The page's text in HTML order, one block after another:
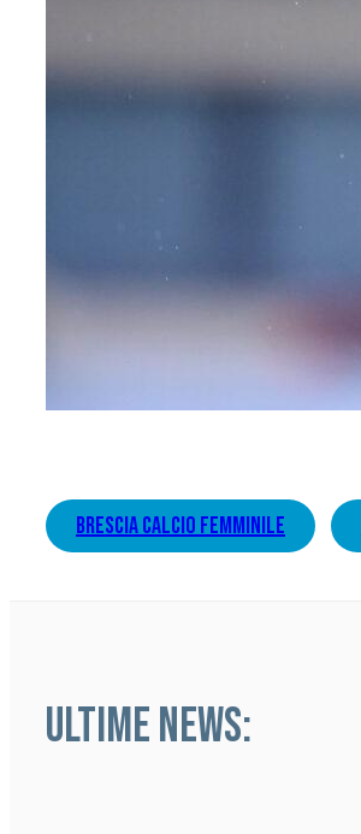
brescia calcio femminile
ULTIME NEWS: